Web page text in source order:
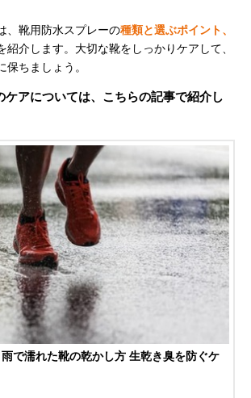
、靴用防水スプレーの種類と選ぶポイント、
紹介します。大切な靴をしっかりケアして、
保ちましょう。
アについては、こちらの記事で紹介し
雨で濡れた靴の乾かし方 生乾き臭を防ぐケ